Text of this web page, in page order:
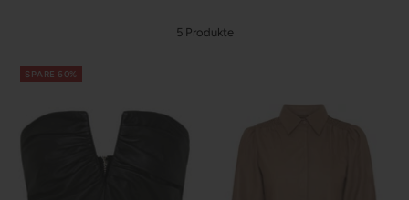
5 Produkte
SPARE 60%